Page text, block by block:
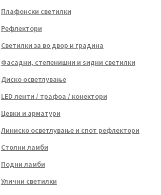
Плафонски светилки
Рефлектори
Светилки за во двор и градина
Фасадни, степенишни и ѕидни светилки
Диско осветлување
LED ленти / трафоа / конектори
Цевки и арматури
Линиско осветлување и спот рефлектори
Столни ламби
Подни ламби
Улични светилки